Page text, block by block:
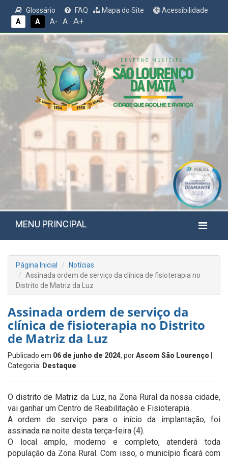
Glossário FAQ Mapa do Site
Acessibilidade
A
A A- A A+
MENU PRINCIPAL
Página Inicial
Notícias
Assinada ordem de serviço da clínica de fisioterapia no
Distrito de Matriz da Luz
Assinada ordem de serviço da
clínica de fisioterapia no Distrito
de Matriz da Luz
Publicado em 06 de junho de 2024, porAscom São Lourenço
Categoria: Destaque
O distrito de Matriz da Luz, na Zona Rural da nossa cidade,
vai ganhar um Centro de Reabilitação e Fisioterapia.
A ordem de serviço para o início da implantação, foi
assinada na noite desta terça-feira (4).
O local amplo, moderno e completo, atenderá toda
população da Zona Rural. Com isso, o município ficará com